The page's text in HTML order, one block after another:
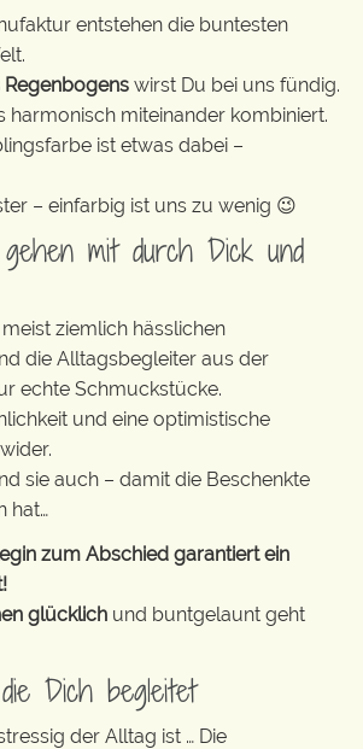
entstehen die buntesten
wirst Du bei uns fündig.
harmonisch miteinander kombiniert.
ist etwas dabei –
– einfarbig ist uns zu wenig 😉
mit durch Dick und
ziemlich hässlichen
die Alltagsbegleiter aus der
echte Schmuckstücke.
und eine optimistische
sie auch – damit die Beschenkte
hat…
zum Abschied garantiert ein
glücklich und buntgelaunt geht
Dich begleitet
der Alltag ist … Die